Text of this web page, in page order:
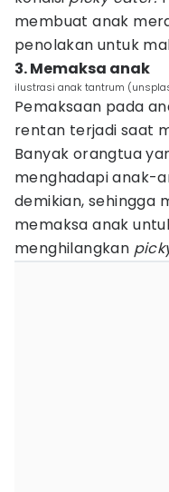
membuat anak
penolakan untuk
3. Memaksa anak
ilustrasi anak tantrum
Pemaksaan pada
rentan terjadi saat
Banyak orangtua
menghadapi anak-
demikian, sehingga
memaksa anak
menghilangkan